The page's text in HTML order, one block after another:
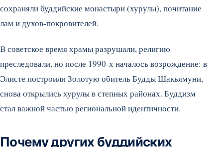
сохраняли буддийские монастыри (хурулы), почитание
лам и духов-покровителей.
В советское время храмы разрушали, религию
преследовали, но после 1990-х началось возрождение: в
Элисте построили Золотую обитель Будды Шакьямуни,
снова открылись хурулы в степных районах. Буддизм
стал важной частью региональной идентичности.
Почему других буддийских